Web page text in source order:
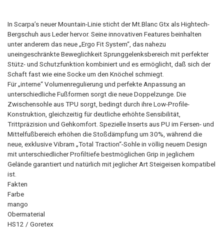
In Scarpa’s neuer Mountain-Linie sticht der Mt.Blanc Gtx als Hightech-
Bergschuh aus Leder hervor. Seine innovativen Features beinhalten
unter anderem das neue „Ergo Fit System“, das nahezu
uneingeschränkte Beweglichkeit Sprunggelenksbereich mit perfekter
Stütz- und Schutzfunktion kombiniert und es ermöglicht, daß sich der
Schaft fast wie eine Socke um den Knöchel schmiegt.
Für „interne“ Volumenregulierung und perfekte Anpassung an
unterschiedliche Fußformen sorgt die neue Doppelzunge. Die
Zwischensohle aus TPU sorgt, bedingt durch ihre Low-Profile-
Konstruktion, gleichzeitig für deutliche erhöhte Sensibilität,
Trittpräzision und Gehkomfort. Spezielle Inserts aus PU im Fersen- und
Mittelfußbereich erhöhen die Stoßdämpfung um 30%, während die
neue, exklusive Vibram „Total Traction“-Sohle in völlig neuem Design
mit unterschiedlicher Profiltiefe bestmöglichen Grip in jeglichem
Gelände garantiert und natürlich mit jeglicher Art Steigeisen kompatibel
ist.
Fakten
Farbe
mango
Obermaterial
HS12 / Goretex